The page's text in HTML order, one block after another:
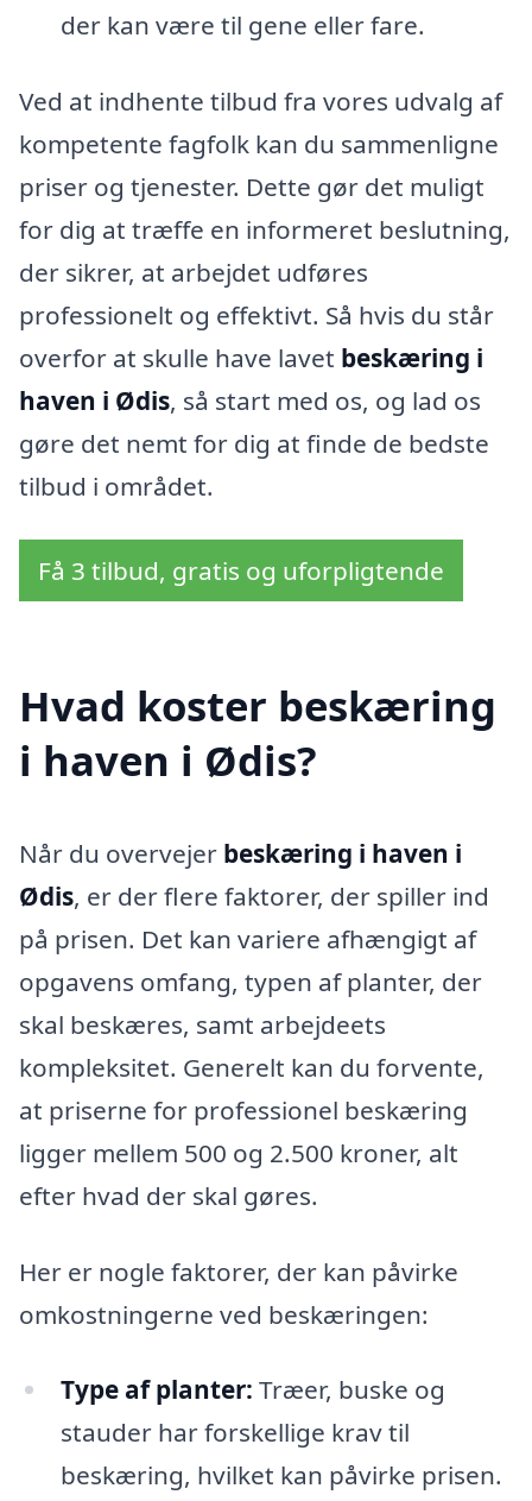
der kan være til gene eller fare.
Ved at indhente tilbud fra vores udvalg af
kompetente fagfolk kan du sammenligne
priser og tjenester. Dette gør det muligt
for dig at træffe en informeret beslutning,
der sikrer, at arbejdet udføres
professionelt og effektivt. Så hvis du står
overfor at skulle have lavet beskæring i
haven i Ødis, så start med os, og lad os
gøre det nemt for dig at finde de bedste
tilbud i området.
Få 3 tilbud, gratis og uforpligtende
Hvad koster beskæring
i haven i Ødis?
Når du overvejer beskæring i haven i
Ødis, er der flere faktorer, der spiller ind
på prisen. Det kan variere afhængigt af
opgavens omfang, typen af planter, der
skal beskæres, samt arbejdeets
kompleksitet. Generelt kan du forvente,
at priserne for professionel beskæring
ligger mellem 500 og 2.500 kroner, alt
efter hvad der skal gøres.
Her er nogle faktorer, der kan påvirke
omkostningerne ved beskæringen:
Type af planter: Træer, buske og
stauder har forskellige krav til
beskæring, hvilket kan påvirke prisen.